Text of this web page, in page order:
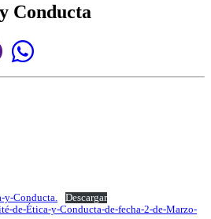
Conducta
y-Conducta.
Descargar
de-Ética-y-Conducta-de-fecha-2-de-Marzo-